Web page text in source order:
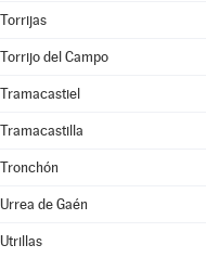
Torrijas
Torrijo del Campo
Tramacastiel
Tramacastilla
Tronchón
Urrea de Gaén
Utrillas